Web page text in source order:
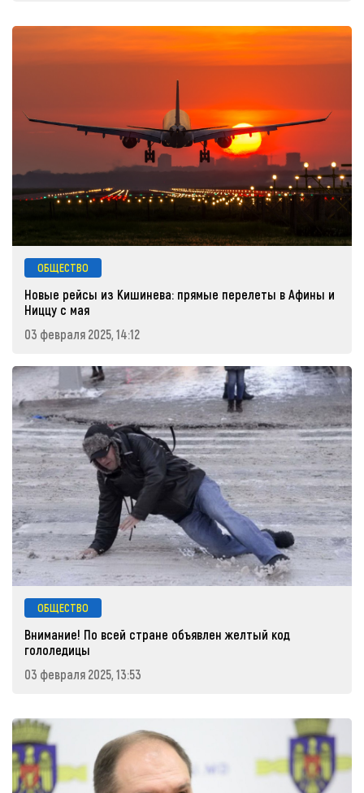
ОБЩЕСТВО
Новые рейсы из Кишинева: прямые перелеты в Афины и
Ниццу с мая
03 февраля 2025, 14:12
ОБЩЕСТВО
Внимание! По всей стране объявлен желтый код
гололедицы
03 февраля 2025, 13:53